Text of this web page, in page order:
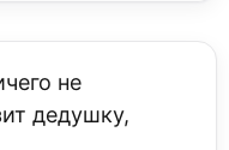
не
дедушку,